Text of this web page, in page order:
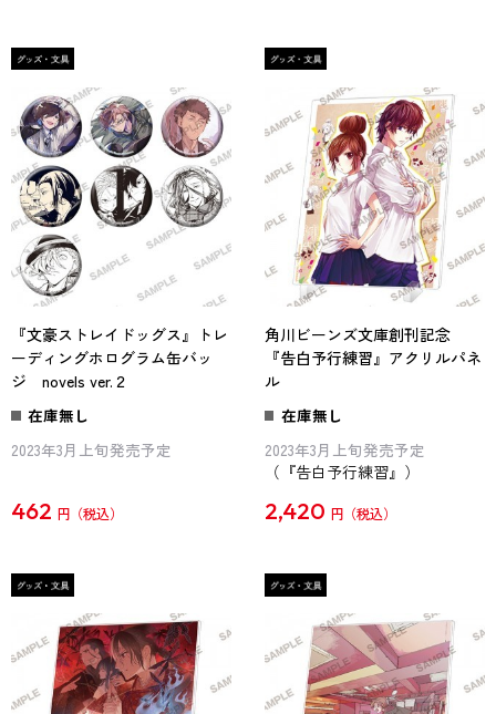
『文豪ストレイドッグス』トレ
ーディングホログラム缶バッ
ジ novels ver.２
在庫無し
2023年3月上旬発売予定
462 円
角川ビーンズ文庫創刊記念
『告白予行練習』アクリルパネ
ル
在庫無し
2023年3月上旬発売予定
（『告白予行練習』）
2,420 円